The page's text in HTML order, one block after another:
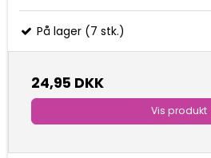
På lager (7 stk.)
24,95 DKK
Vis produkt